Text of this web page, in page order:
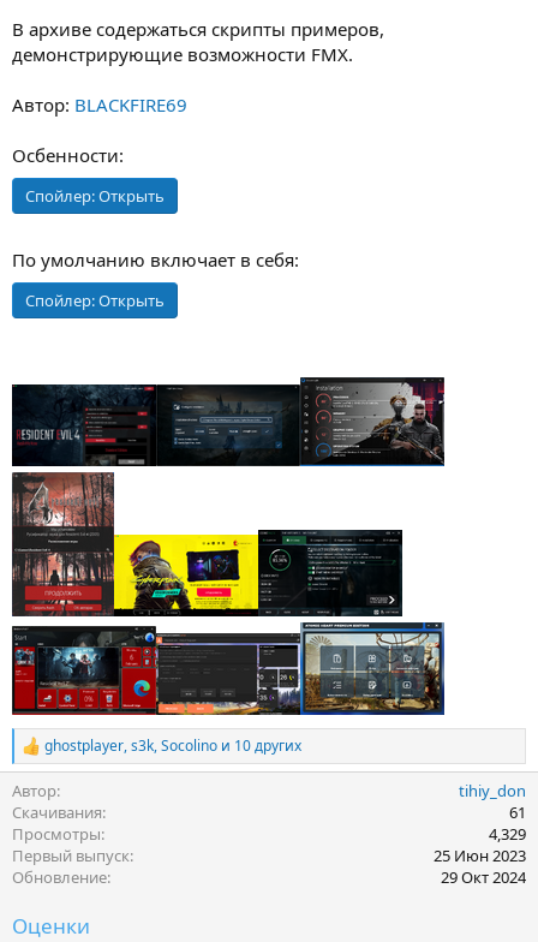
В архиве содержаться скрипты примеров,
демонстрирующие возможности FMX.
Автор: BLACKFIRE69
Осбенности:
Спойлер:Открыть
По умолчанию включает в себя:
Спойлер:Открыть
Р
е
а
к
ц
и
и
:
ghostplayer,s3k,Socolino и 10 других
Автор
tihiy_don
Скачивания
61
Просмотры
4,329
Первый выпуск
25 Июн 2023
Обновление
29 Окт 2024
Оценки